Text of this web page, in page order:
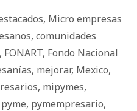
, Micro empresas
, comunidades
, FONART, Fondo Nacional
, mejorar, Mexico,
, mipymes,
pyme, pymempresario,